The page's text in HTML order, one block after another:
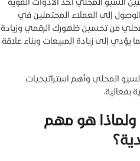
إلى العملاء المحتملين في
من تحسين ظهورك الرقمي وزيادة
إلى زيادة المبيعات وبناء علاقة
المحلي وأهم استراتيجيات
بفعالية.
هو مهم